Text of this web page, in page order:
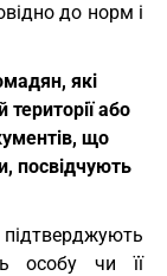
до норм і
які
або
що
посвідчують
особу чи її